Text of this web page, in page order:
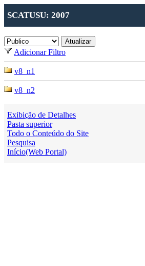
SCATUSU: 2007
Adicionar Filtro
v8_n1
v8_n2
Exibição de Detalhes
Pasta superior
Todo o Conteúdo do Site
Pesquisa
Início(Web Portal)